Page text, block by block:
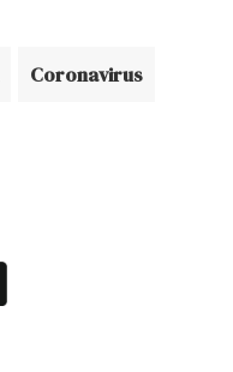
Coronavirus